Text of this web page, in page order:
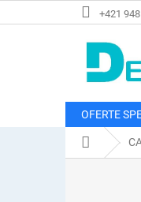
la
+421
OFERTE
Acasă